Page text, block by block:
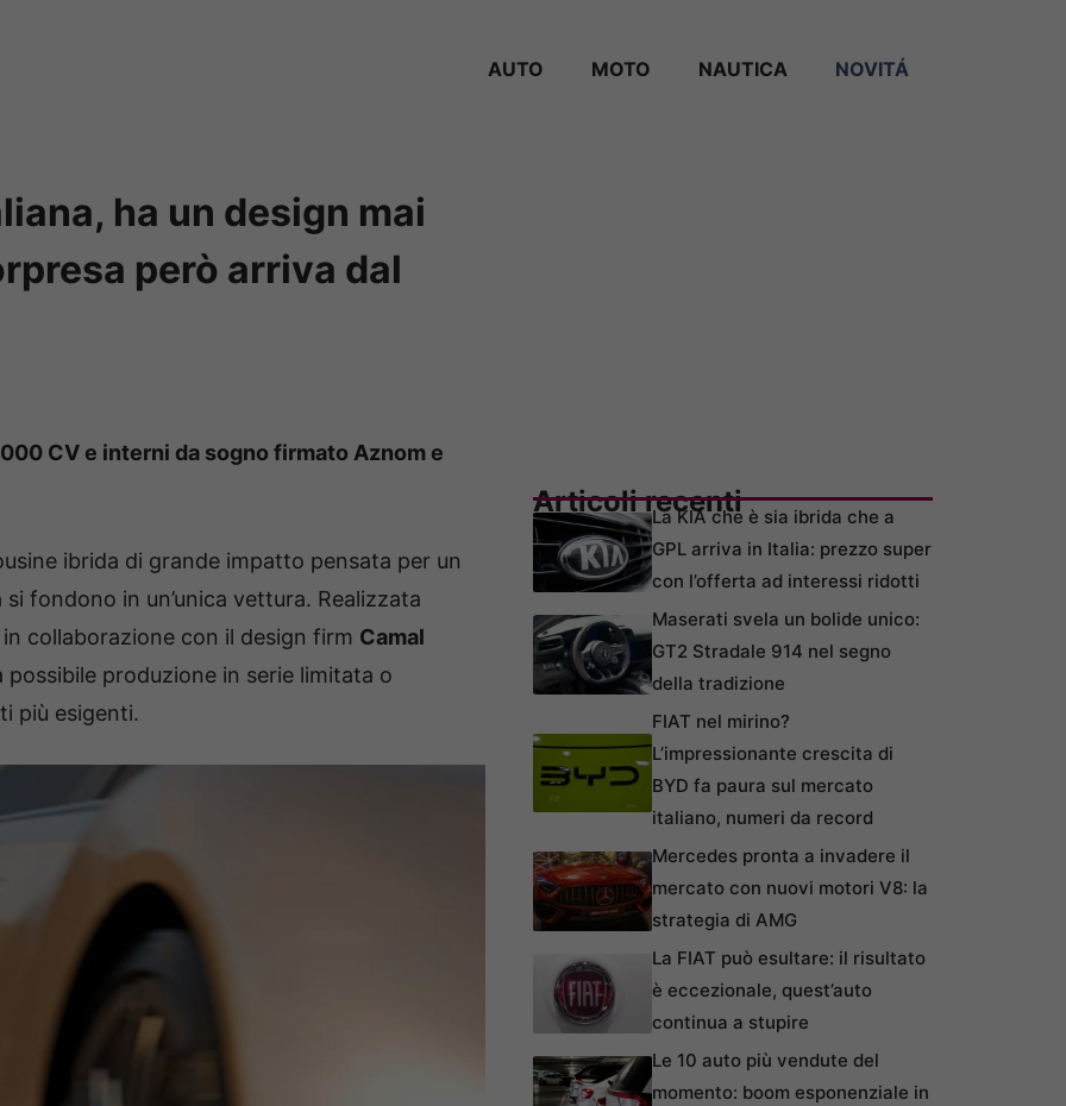
AUTO MOTO NAUTICA NOVITÁ
ha un design mai
però arriva dal
CV e interni da sogno firmato Aznom e
ibrida di grande impatto pensata per un
fondono in un’unica vettura. Realizzata
collaborazione con il design firm Camal
produzione in serie limitata o
più esigenti.
Articoli recentiLa KIA che è sia ibrida che a
GPL arriva in Italia: prezzo super
con l’offerta ad interessi ridotti
Maserati svela un bolide unico:
GT2 Stradale 914 nel segno
della tradizione
FIAT nel mirino?
L’impressionante crescita di
BYD fa paura sul mercato
italiano, numeri da record
Mercedes pronta a invadere il
mercato con nuovi motori V8: la
strategia di AMG
La FIAT può esultare: il risultato
è eccezionale, quest’auto
continua a stupire
Le 10 auto più vendute del
momento: boom esponenziale in